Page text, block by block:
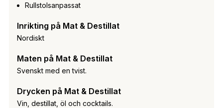
Rullstolsanpassat
Inrikting på Mat & Destillat
Nordiskt
Maten på Mat & Destillat
Svenskt med en tvist.
Drycken på Mat & Destillat
Vin, destillat, öl och cocktails.